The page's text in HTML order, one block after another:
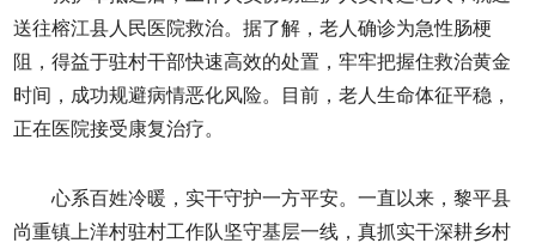
送往榕江县人民医院救治。据了解，老人确诊为急性肠梗
阻，得益于驻村干部快速高效的处置，牢牢把握住救治黄金
时间，成功规避病情恶化风险。目前，老人生命体征平稳，
正在医院接受康复治疗。
心系百姓冷暖，实干守护一方平安。一直以来，黎平县
尚重镇上洋村驻村工作队坚守基层一线，真抓实干深耕乡村